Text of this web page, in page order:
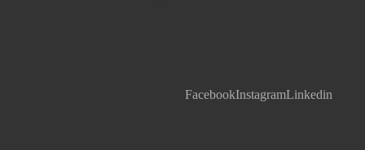
FacebookInstagramLinkedin